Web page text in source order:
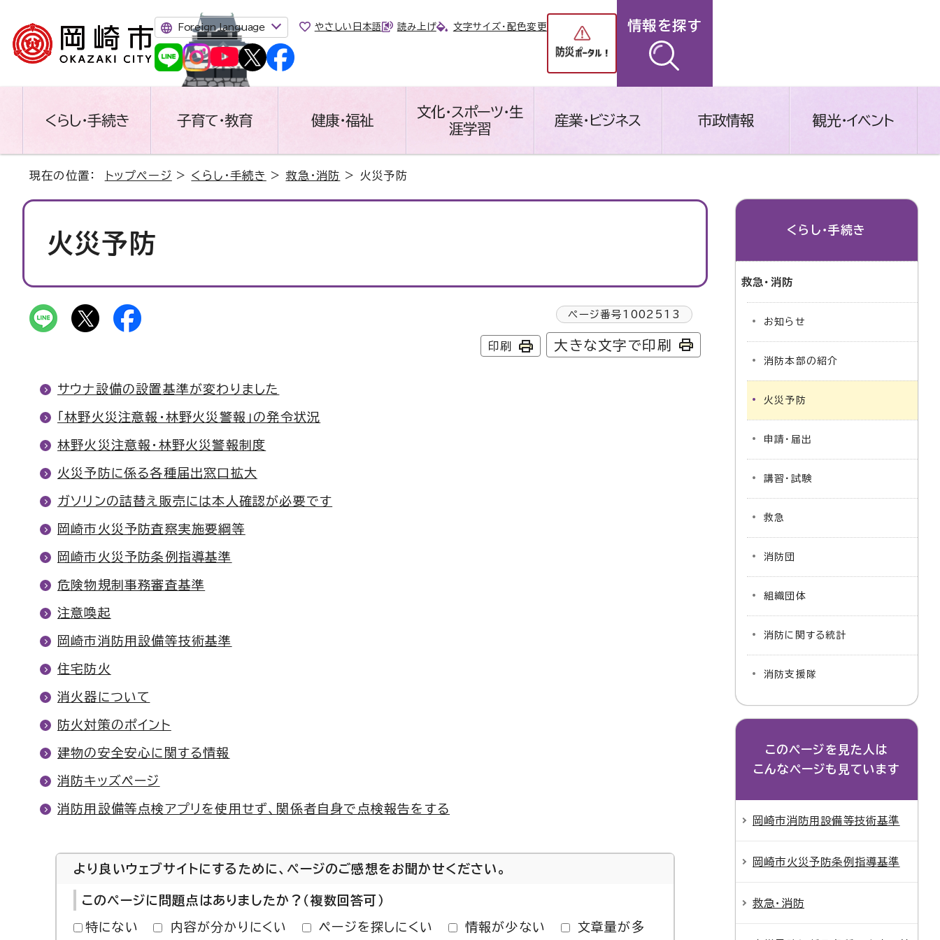
Foreign language やさしい日本語 読み上げ 文字サイズ・配色変更 情報を探す
くらし・手続き 子育て・教育 健康・福祉
文化・スポーツ・生
涯学習
産業・ビジネス 市政情報 観光・イベント
現在の位置： トップページ > くらし・手続き > 救急・消防 > 火災予防
火災予防
ページ番号 1002513
印刷 大きな文字で印刷
サウナ設備の設置基準が変わりました
「林野火災注意報・林野火災警報」の発令状況
林野火災注意報・林野火災警報制度
火災予防に係る各種届出窓口拡大
ガソリンの詰替え販売には本人確認が必要です
岡崎市火災予防査察実施要綱等
岡崎市火災予防条例指導基準
危険物規制事務審査基準
注意喚起
岡崎市消防用設備等技術基準
住宅防火
消火器について
防火対策のポイント
建物の安全安心に関する情報
消防キッズページ
消防用設備等点検アプリを使用せず、関係者自身で点検報告をする
より良いウェブサイトにするために、ページのご感想をお聞かせください。
このページに問題点はありましたか？（複数回答可）
特にない 内容が分かりにくい ページを探しにくい 情報が少ない 文章量が多
くらし・手続き
救急・消防
お知らせ
消防本部の紹介
火災予防
申請・届出
講習・試験
救急
消防団
組織団体
消防に関する統計
消防支援隊
このページを見た人は
こんなページも見ています
岡崎市消防用設備等技術基準
岡崎市火災予防条例指導基準
救急・消防